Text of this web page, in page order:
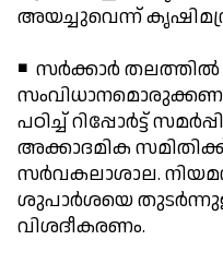
അയച്ചുവെന്ന്
◾ സര്‍ക്കാര്‍
പഠിച്ച് റിപ്പോര്‍ട്ട്
അക്കാദമിക സമിതിക്ക്
സര്‍വകലാശാല.
ശുപാര്‍ശയെ
വിശദീകരണം.